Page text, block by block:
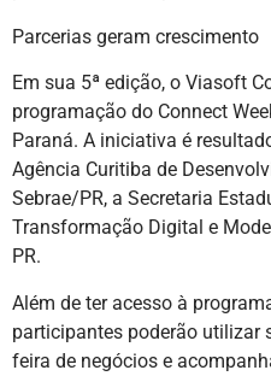
Parcerias geram crescimento
Em sua 5ª edição, o Viasoft
programação do Connect
Paraná. A iniciativa é
Agência Curitiba de
Sebrae/PR, a Secretaria
Transformação Digital e
PR.
Além de ter acesso à
participantes poderão utilizar
feira de negócios e